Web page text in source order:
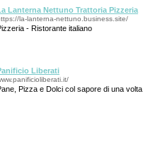
Lanterna Nettuno Trattoria Pizzeria
la-lanterna-nettuno.business.site/
- Ristorante italiano
Liberati
Pizza e Dolci col sapore di una volta.